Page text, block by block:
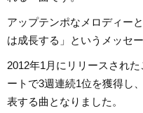
アップテンポなメロディー
は成長する」というメッセ
2012年1月にリリースされ
ートで3週連続1位を獲得し
表する曲となりました。